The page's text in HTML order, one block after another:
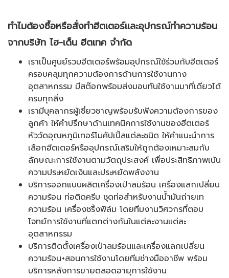
ทำไมต้องซื้อหรือสั่งทำฮีตเตอร์และอุปกรณ์ทำความร้อน
จากบริษัท ไฮ-เด็น ฮีตเทค จำกัด
เราเป็นศูนย์รวมฮีตเตอร์พร้อมอุปกรณ์ใช้ร่วมกับฮีตเตอร์
ครอบคลุมทุกความต้องการด้านการใช้งานทาง
อุตสาหกรรม มีสต๊อกพร้อมส่งมอบทันใช้งานมาที่เดียวได้
ครบทุกสิ่ง
เรามีบุคลากรผู้เชี่ยวชาญพร้อมรับฟังความต้องการของ
ลูกค้า ให้คำปรึกษาด้านเทคนิคการใช้งานของฮีตเตอร์
หัววัดอุณหภูมิเทอร์โมคัปเปิ้ลแต่ละชนิด ให้คำแนะนำการ
เลือกฮีตเตอร์หรืออุปกรณ์เสริมให้ถูกต้องเหมาะสมกับ
ลักษณะการใช้งานตามวัตถุประสงค์ เพื่อประสิทธิภาพเน้น
ความประหยัดเงินและประหยัดพลังงาน
บริการออกแบบผลิตเครื่องเป่าลมร้อน เครื่องแลกเปลี่ยน
ความร้อน ท่อติดครีบ ชุดท่อสำหรับงานน้ำมันถ่ายเท
ความร้อน เครื่องชริ้งฟิล์ม โดยทีมงานวิศวกรที่ตอบ
โจทย์การใช้งานที่แตกต่างกันในแต่ละงานแต่ละ
อุตสาหกรรม
บริการติดตั้งเครื่องเป่าลมร้อนและเครื่องแลกเปลี่ยน
ความร้อน+สอนการใช้งานโดยทีมช่างมืออาชีพ พร้อม
บริการหลังการขายตลอดอายุการใช้งาน